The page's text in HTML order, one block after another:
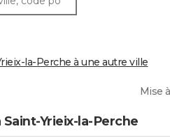
la-Perche à une autre ville
Mise
Yrieix-la-Perche